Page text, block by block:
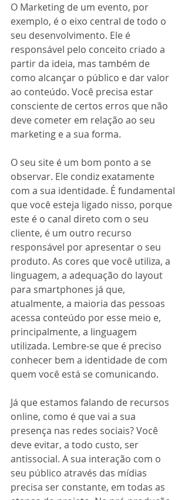
O Marketing de um evento, por
exemplo, é o eixo central de todo o
seu desenvolvimento. Ele é
responsável pelo conceito criado a
partir da ideia, mas também de
como alcançar o público e dar valor
ao conteúdo. Você precisa estar
consciente de certos erros que não
deve cometer em relação ao seu
marketing e a sua forma.
O seu site é um bom ponto a se
observar. Ele condiz exatamente
com a sua identidade. É fundamental
que você esteja ligado nisso, porque
este é o canal direto com o seu
cliente, é um outro recurso
responsável por apresentar o seu
produto. As cores que você utiliza, a
linguagem, a adequação do layout
para smartphones já que,
atualmente, a maioria das pessoas
acessa conteúdo por esse meio e,
principalmente, a linguagem
utilizada. Lembre-se que é preciso
conhecer bem a identidade de com
quem você está se comunicando.
Já que estamos falando de recursos
online, como é que vai a sua
presença nas redes sociais? Você
deve evitar, a todo custo, ser
antissocial. A sua interação com o
seu público através das mídias
precisa ser constante, em todas as